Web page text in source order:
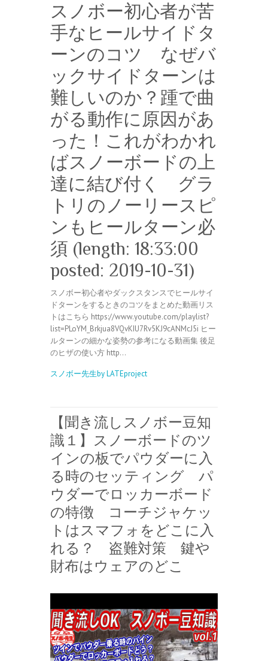
スノボー初心者が苦
手なヒールサイドタ
ーンのコツ なぜバ
ックサイドターンは
難しいのか？踵で曲
がる動作に原因があ
った！これがわかれ
ばスノーボードの上
達に結び付く グラ
トリのノーリースピ
ンもヒールターン必
須 (length: 18:33:00
posted: 2019-10-31)
スノボー初心者やダックスタンスでヒールサイ
ドターンをするときのコツをまとめた動画リス
トはこちら https://www.youtube.com/playlist?
list=PLoYM_Brkjua8VQvKIU7Rv5KJ9cANMcJ5i ヒー
ルターンの細かな姿勢の参考になる動画集 後足
のヒザの使い方 http…
スノボー先生by LATEproject
【聞き流しスノボー豆知
識１】スノーボードのツ
インの板でパウダーに入
る時のセッティング パ
ウダーでロッカーボード
の特徴 コーチジャケッ
トはスマフォをどこに入
れる？ 盗難対策 鍵や
財布はウェアのどこ